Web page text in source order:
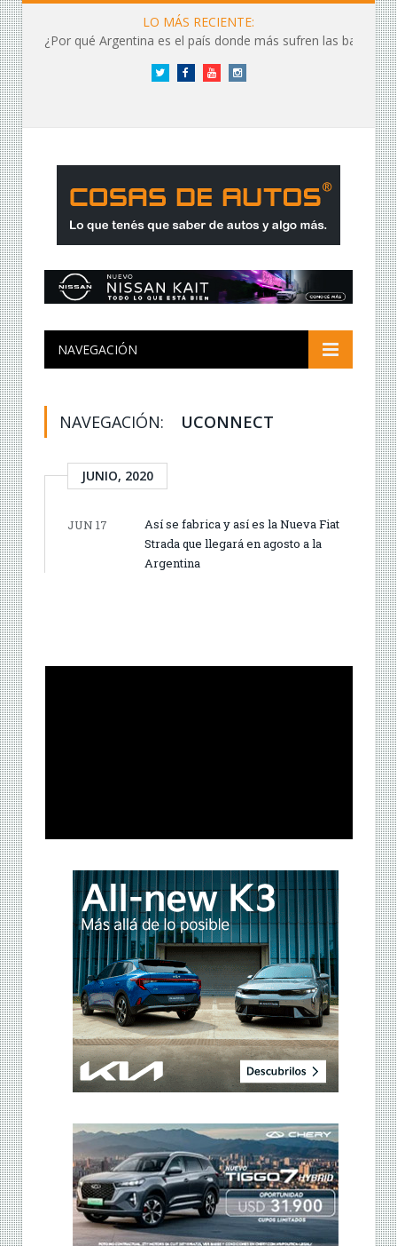
LO MÁS RECIENTE:
¿Por qué Argentina es el país donde más sufren las baterías?
Twitter FacebookYouTubeInstagram
NAVEGACIÓN
NAVEGACIÓN: UCONNECT
JUNIO, 2020
JUN 17
Así se fabrica y así es la Nueva Fiat
Strada que llegará en agosto a la
Argentina